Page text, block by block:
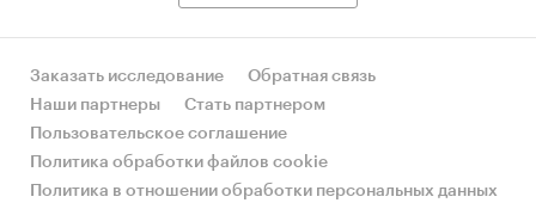
Заказать исследование
Обратная связь
Наши партнеры
Стать партнером
Пользовательское соглашение
Политика обработки файлов cookie
Политика в отношении обработки персональных данных